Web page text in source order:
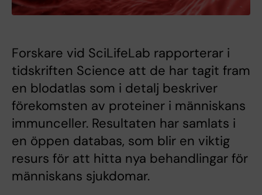
Forskare vid SciLifeLab rapporterar i
tidskriften Science att de har tagit fram
en blodatlas som i detalj beskriver
förekomsten av proteiner i människans
immunceller. Resultaten har samlats i
en öppen databas, som blir en viktig
resurs för att hitta nya behandlingar för
människans sjukdomar.